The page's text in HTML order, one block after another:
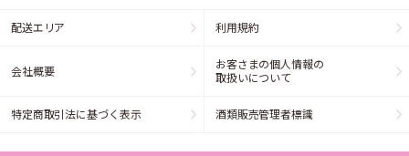
配送エリア 利用規約
会社概要
お客さまの個人情報の
取扱いについて
特定商取引法に基づく表示 酒類販売管理者標識